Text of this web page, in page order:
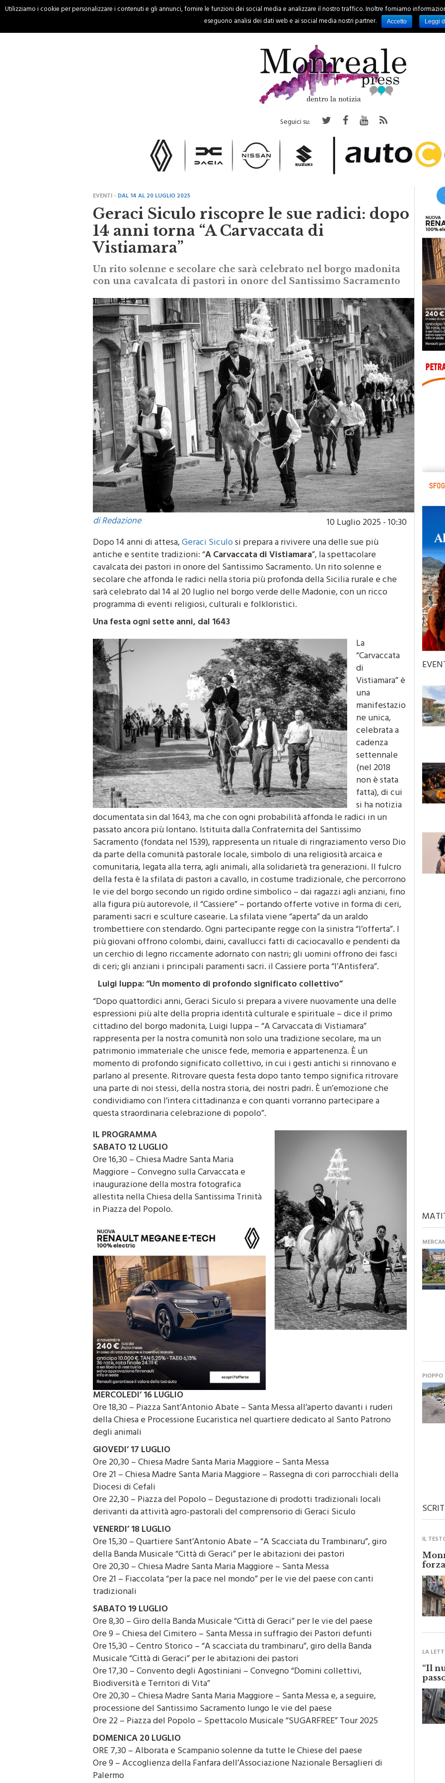
HOME CRONACA PALERMO REGIONE EVENTI RUBRICHE SPORT
Seguici su:
EVENTI - DAL 14 AL 20 LUGLIO 2025
Geraci Siculo riscopre le sue radici: dopo
14 anni torna “A Carvaccata di
Vistiamara”
Un rito solenne e secolare che sarà celebrato nel borgo madonita
con una cavalcata di pastori in onore del Santissimo Sacramento
di Redazione
10 Luglio 2025 - 10:30
Dopo 14 anni di attesa, Geraci Siculosi prepara a rivivere una delle sue più
antiche e sentite tradizioni: “A Carvaccata di Vistiamara”, la spettacolare
cavalcata dei pastori in onore del Santissimo Sacramento. Un rito solenne e
secolare che affonda le radici nella storia più profonda della Sicilia rurale e che
sarà celebrato dal 14 al 20 luglio nel borgo verde delle Madonie, con un ricco
programma di eventi religiosi, culturali e folkloristici.
Una festa ogni sette anni, dal 1643
La
“Carvaccata
di
Vistiamara” è
una
manifestazio
ne unica,
celebrata a
cadenza
settennale
(nel 2018
non è stata
fatta), di cui
si ha notizia
documentata sin dal 1643, ma che con ogni probabilità affonda le radici in un
passato ancora più lontano. Istituita dalla Confraternita del Santissimo
Sacramento (fondata nel 1539), rappresenta un rituale di ringraziamento verso Dio
da parte della comunità pastorale locale, simbolo di una religiosità arcaica e
comunitaria, legata alla terra, agli animali, alla solidarietà tra generazioni. Il fulcro
della festa è la sfilata di pastori a cavallo, in costume tradizionale, che percorrono
le vie del borgo secondo un rigido ordine simbolico – dai ragazzi agli anziani, fino
alla figura più autorevole, il “Cassiere” – portando offerte votive in forma di ceri,
paramenti sacri e sculture casearie. La sfilata viene “aperta” da un araldo
trombettiere con stendardo. Ogni partecipante regge con la sinistra “l’offerta”. I
più giovani offrono colombi, daini, cavallucci fatti di caciocavallo e pendenti da
un cerchio di legno riccamente adornato con nastri; gli uomini offrono dei fasci
di ceri; gli anziani i principali paramenti sacri. il Cassiere porta “l’Antisfera”.
Luigi Iuppa: “Un momento di profondo significato collettivo”
“Dopo quattordici anni, Geraci Siculo si prepara a vivere nuovamente una delle
espressioni più alte della propria identità culturale e spirituale – dice il primo
cittadino del borgo madonita, Luigi Iuppa – “A Carvaccata di Vistiamara”
rappresenta per la nostra comunità non solo una tradizione secolare, ma un
patrimonio immateriale che unisce fede, memoria e appartenenza. È un
momento di profondo significato collettivo, in cui i gesti antichi si rinnovano e
parlano al presente. Ritrovare questa festa dopo tanto tempo significa ritrovare
una parte di noi stessi, della nostra storia, dei nostri padri. È un’emozione che
condividiamo con l’intera cittadinanza e con quanti vorranno partecipare a
questa straordinaria celebrazione di popolo”.
IL PROGRAMMA
SABATO 12 LUGLIO
Ore 16,30 – Chiesa Madre Santa Maria
Maggiore – Convegno sulla Carvaccata e
inaugurazione della mostra fotografica
allestita nella Chiesa della Santissima Trinità
in Piazza del Popolo.
MERCOLEDI’ 16 LUGLIO
Ore 18,30 – Piazza Sant’Antonio Abate – Santa Messa all’aperto davanti i ruderi
della Chiesa e Processione Eucaristica nel quartiere dedicato al Santo Patrono
degli animali
GIOVEDI’ 17 LUGLIO
Ore 20,30 – Chiesa Madre Santa Maria Maggiore – Santa Messa
Ore 21 – Chiesa Madre Santa Maria Maggiore – Rassegna di cori parrocchiali della
Diocesi di Cefali
Ore 22,30 – Piazza del Popolo – Degustazione di prodotti tradizionali locali
derivanti da attività agro-pastorali del comprensorio di Geraci Siculo
VENERDI’ 18 LUGLIO
Ore 15,30 – Quartiere Sant’Antonio Abate – “A Scacciata du Trambinaru”, giro
della Banda Musicale “Città di Geraci” per le abitazioni dei pastori
Ore 20,30 – Chiesa Madre Santa Maria Maggiore – Santa Messa
Ore 21 – Fiaccolata “per la pace nel mondo” per le vie del paese con canti
tradizionali
SABATO 19 LUGLIO
Ore 8,30 – Giro della Banda Musicale “Città di Geraci” per le vie del paese
Ore 9 – Chiesa del Cimitero – Santa Messa in suffragio dei Pastori defunti
Ore 15,30 – Centro Storico – “A scacciata du trambinaru”, giro della Banda
Musicale “Città di Geraci” per le abitazioni dei pastori
Ore 17,30 – Convento degli Agostiniani – Convegno “Domini collettivi,
Biodiversità e Territori di Vita”
Ore 20,30 – Chiesa Madre Santa Maria Maggiore – Santa Messa e, a seguire,
processione del Santissimo Sacramento lungo le vie del paese
Ore 22 – Piazza del Popolo – Spettacolo Musicale “SUGARFREE” Tour 2025
DOMENICA 20 LUGLIO
ORE 7,30 – Alborata e Scampanio solenne da tutte le Chiese del paese
Ore 9 – Accoglienza della Fanfara dell’Associazione Nazionale Bersaglieri di
Palermo
PIOPPO
IL
LA
“Il
Utilizziamo i cookie per personalizzare i contenuti e gli annunci, fornire le funzioni dei social media e analizzare il nostro traffico. Inoltre forniamo
eseguono analisi dei dati web e ai social media nostri partner.
Accetto Leggi